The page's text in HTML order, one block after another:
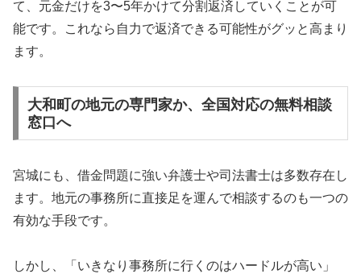
て、元金だけを3〜5年かけて分割返済していくことが可
能です。これなら自力で返済できる可能性がグッと高まり
ます。
大和町の地元の専門家か、全国対応の無料相談
窓口へ
宮城にも、借金問題に強い弁護士や司法書士は多数存在し
ます。地元の事務所に直接足を運んで相談するのも一つの
有効な手段です。
しかし、「いきなり事務所に行くのはハードルが高い」